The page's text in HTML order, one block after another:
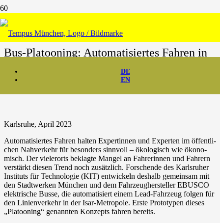
DE
EN
News & Presse
Bus-Platooning: Auto­ma­ti­sier­tes Fah­ren in
Karls­ru­he, April 2023
Auto­ma­ti­sier­tes Fah­ren hal­ten Exper­tin­nen und Exper­ten im öffent­li­
chen Nah­ver­kehr für beson­ders sinn­voll – öko­lo­gisch wie öko­no­
misch. Der vie­ler­orts beklag­te Man­gel an Fah­re­rin­nen und Fah­rern
ver­stärkt die­sen Trend noch zusätz­lich. For­schen­de des Karls­ru­her
Insti­tuts für Tech­no­lo­gie (KIT) ent­wi­ckeln des­halb gemein­sam mit
den Stadt­wer­ken Mün­chen und dem Fahr­zeug­her­stel­ler EBUSCO
elek­tri­sche Bus­se, die auto­ma­ti­siert einem Lead-Fahrzeug fol­gen für
den Lini­en­ver­kehr in der Isar-Metropole. Ers­te Pro­to­ty­pen die­ses
„Pla­too­ning“ genann­ten Kon­zepts fah­ren bereits.